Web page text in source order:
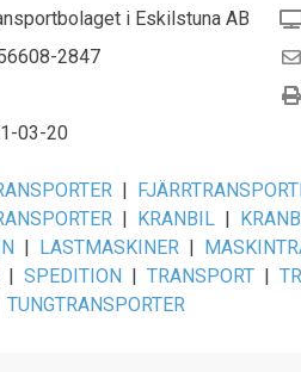
i Eskilstuna AB
2847
03-20
|
| KRANBIL |
| LASTMASKINER |
| SPEDITION | TRANSPORT |
TUNGTRANSPORTER